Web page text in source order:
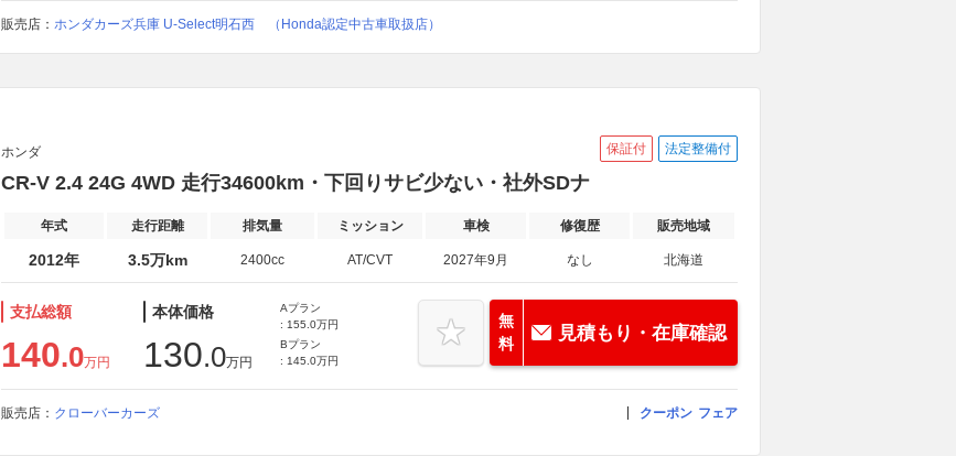
販売店： ホンダカーズ兵庫 U-Select明石西 （Honda認定中古車取扱店）
ホンダ 保証付 法定整備付
CR-V 2.4 24G 4WD 走行34600km・下回りサビ少ない・社外SDナ
年式 走行距離 排気量 ミッション 車検 修復歴 販売地域
2012年 3.5万km 2400cc AT/CVT 2027年9月 なし 北海道
支払総額
140.0万円
本体価格
130.0万円
Aプラン
: 155.0万円
Bプラン
: 145.0万円
無
料
見積もり・在庫確認
販売店： クローバーカーズ クーポン フェア